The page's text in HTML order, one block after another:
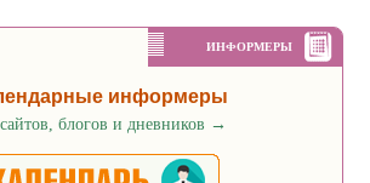
ИНФОРМЕРЫ
информеры
блогов и дневников →